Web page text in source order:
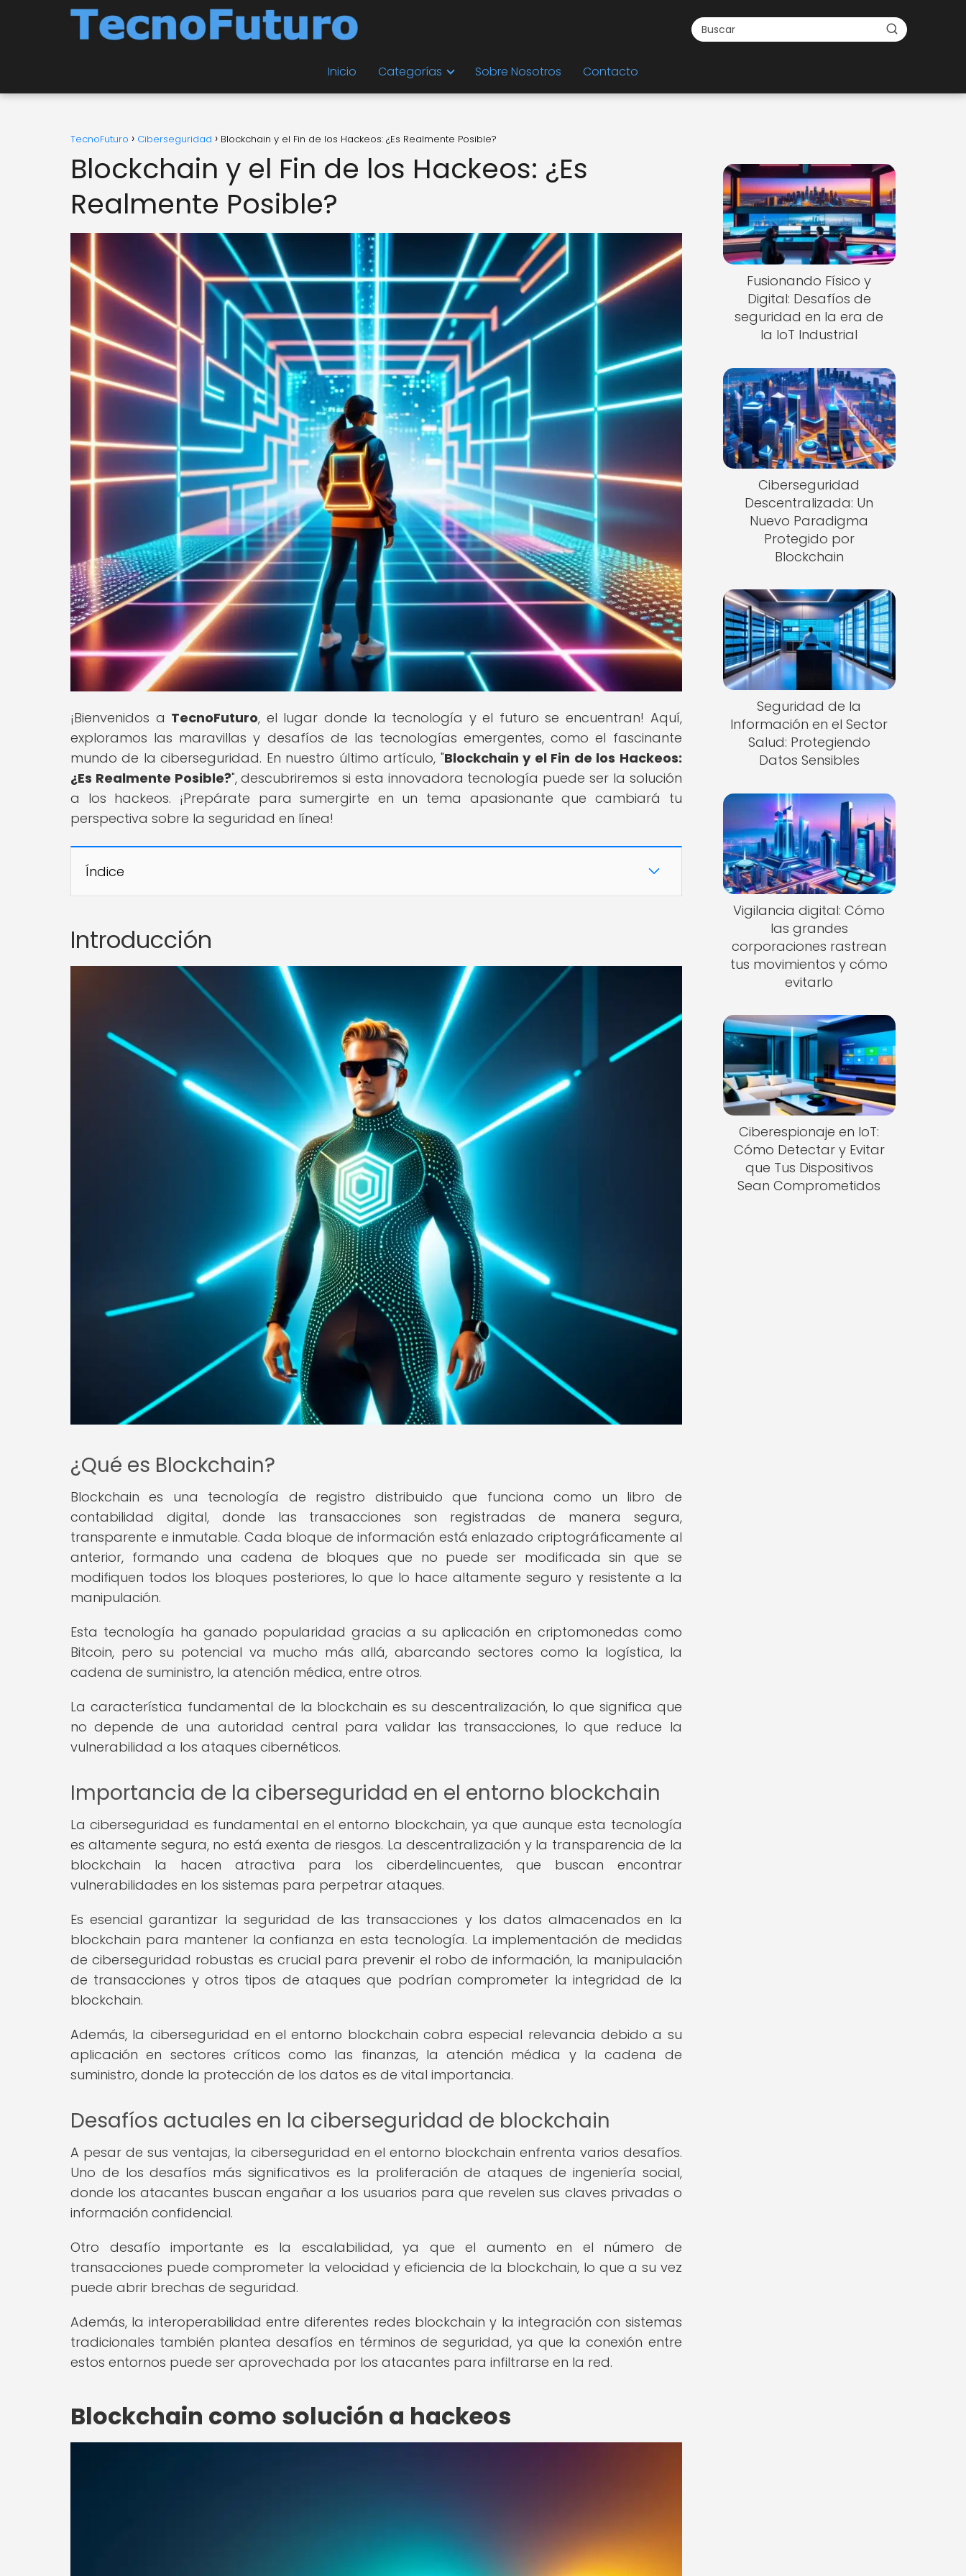
Inicio Categorías Sobre Nosotros Contacto
TecnoFuturo Ciberseguridad Blockchain y el Fin de los Hackeos: ¿Es Realmente Posible?
Blockchain y el Fin de los Hackeos: ¿Es
Realmente Posible?
¡Bienvenidos a TecnoFuturo, el lugar donde la tecnología y el futuro se encuentran! Aquí,
exploramos las maravillas y desafíos de las tecnologías emergentes, como el fascinante
mundo de la ciberseguridad. En nuestro último artículo, "Blockchain y el Fin de los Hackeos:
¿Es Realmente Posible?", descubriremos si esta innovadora tecnología puede ser la solución
a los hackeos. ¡Prepárate para sumergirte en un tema apasionante que cambiará tu
perspectiva sobre la seguridad en línea!
Índice
Introducción
¿Qué es Blockchain?
Blockchain es una tecnología de registro distribuido que funciona como un libro de
contabilidad digital, donde las transacciones son registradas de manera segura,
transparente e inmutable. Cada bloque de información está enlazado criptográficamente al
anterior, formando una cadena de bloques que no puede ser modificada sin que se
modifiquen todos los bloques posteriores, lo que lo hace altamente seguro y resistente a la
manipulación.
Esta tecnología ha ganado popularidad gracias a su aplicación en criptomonedas como
Bitcoin, pero su potencial va mucho más allá, abarcando sectores como la logística, la
cadena de suministro, la atención médica, entre otros.
La característica fundamental de la blockchain es su descentralización, lo que significa que
no depende de una autoridad central para validar las transacciones, lo que reduce la
vulnerabilidad a los ataques cibernéticos.
Importancia de la ciberseguridad en el entorno blockchain
La ciberseguridad es fundamental en el entorno blockchain, ya que aunque esta tecnología
es altamente segura, no está exenta de riesgos. La descentralización y la transparencia de la
blockchain la hacen atractiva para los ciberdelincuentes, que buscan encontrar
vulnerabilidades en los sistemas para perpetrar ataques.
Es esencial garantizar la seguridad de las transacciones y los datos almacenados en la
blockchain para mantener la confianza en esta tecnología. La implementación de medidas
de ciberseguridad robustas es crucial para prevenir el robo de información, la manipulación
de transacciones y otros tipos de ataques que podrían comprometer la integridad de la
blockchain.
Además, la ciberseguridad en el entorno blockchain cobra especial relevancia debido a su
aplicación en sectores críticos como las finanzas, la atención médica y la cadena de
suministro, donde la protección de los datos es de vital importancia.
Desafíos actuales en la ciberseguridad de blockchain
A pesar de sus ventajas, la ciberseguridad en el entorno blockchain enfrenta varios desafíos.
Uno de los desafíos más significativos es la proliferación de ataques de ingeniería social,
donde los atacantes buscan engañar a los usuarios para que revelen sus claves privadas o
información confidencial.
Otro desafío importante es la escalabilidad, ya que el aumento en el número de
transacciones puede comprometer la velocidad y eficiencia de la blockchain, lo que a su vez
puede abrir brechas de seguridad.
Además, la interoperabilidad entre diferentes redes blockchain y la integración con sistemas
tradicionales también plantea desafíos en términos de seguridad, ya que la conexión entre
estos entornos puede ser aprovechada por los atacantes para infiltrarse en la red.
Blockchain como solución a hackeos
Fusionando Físico y
Digital: Desafíos de
seguridad en la era de
la IoT Industrial
Ciberseguridad
Descentralizada: Un
Nuevo Paradigma
Protegido por
Blockchain
Seguridad de la
Información en el Sector
Salud: Protegiendo
Datos Sensibles
Vigilancia digital: Cómo
las grandes
corporaciones rastrean
tus movimientos y cómo
evitarlo
Ciberespionaje en IoT:
Cómo Detectar y Evitar
que Tus Dispositivos
Sean Comprometidos